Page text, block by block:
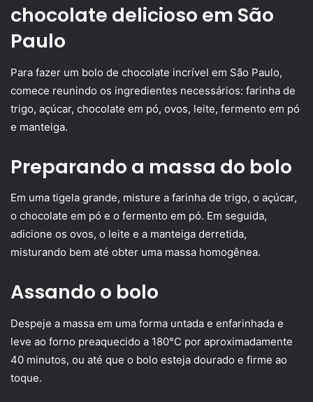
chocolate delicioso em São
Paulo
Para fazer um bolo de chocolate incrível em São Paulo,
comece reunindo os ingredientes necessários: farinha de
trigo, açúcar, chocolate em pó, ovos, leite, fermento em pó
e manteiga.
Preparando a massa do bolo
Em uma tigela grande, misture a farinha de trigo, o açúcar,
o chocolate em pó e o fermento em pó. Em seguida,
adicione os ovos, o leite e a manteiga derretida,
misturando bem até obter uma massa homogênea.
Assando o bolo
Despeje a massa em uma forma untada e enfarinhada e
leve ao forno preaquecido a 180°C por aproximadamente
40 minutos, ou até que o bolo esteja dourado e firme ao
toque.